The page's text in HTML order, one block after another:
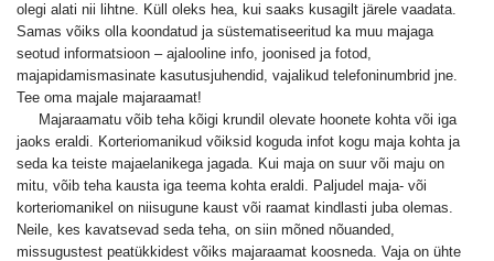
olegi alati nii lihtne. Küll oleks hea, kui saaks kusagilt järele vaadata.
Samas võiks olla koondatud ja süstematiseeritud ka muu majaga
seotud informatsioon – ajalooline info, joonised ja fotod,
majapidamismasinate kasutusjuhendid, vajalikud telefoninumbrid jne.
Tee oma majale majaraamat!
Majaraamatu võib teha kõigi krundil olevate hoonete kohta või iga
jaoks eraldi. Korteriomanikud võiksid koguda infot kogu maja kohta ja
seda ka teiste majaelanikega jagada. Kui maja on suur või maju on
mitu, võib teha kausta iga teema kohta eraldi. Paljudel maja- või
korteriomanikel on niisugune kaust või raamat kindlasti juba olemas.
Neile, kes kavatsevad seda teha, on siin mõned nõuanded,
missugustest peatükkidest võiks majaraamat koosneda. Vaja on ühte